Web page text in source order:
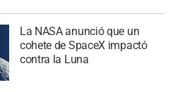
La NASA anunció que un
cohete de SpaceX impactó
contra la Luna